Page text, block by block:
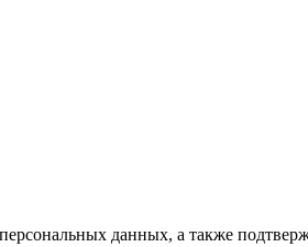
данных, а также